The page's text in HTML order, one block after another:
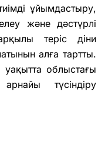
ұйымдастыру,
және дәстүрлі
теріс діни
алға тартты.
облыстағы
түсіндіру